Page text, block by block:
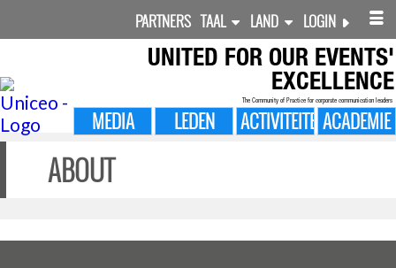
PARTNERS TAAL LAND LOGIN
UNITED FOR OUR EVENTS'
EXCELLENCE
The Community of Practice for corporate communication leaders
MEDIA LEDEN ACTIVITEITENACADEMIE
ABOUT